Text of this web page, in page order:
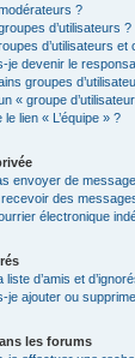
?
d’utilisateurs ?
d’utilisateurs
je devenir le
groupes
« groupe
le lien « L’équipe » ?
envoyer de
des
électronique
liste d’amis et
je ajouter ou
les forums